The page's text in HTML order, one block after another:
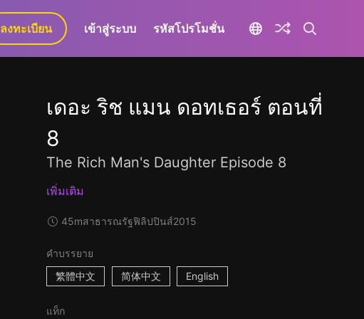
GaLa+
ลงทะเบียน เข้าสู่ระบบ รหัสโปรโมชั่น
เดอะ ริช แมน ดอทเธอร์ ตอนที่
8
The Rich Man's Daughter Episode 8
เพิ่มเติม
45mสาธารณรัฐฟิลิปปินส์2015
คำบรรยาย
繁體中文
简体中文 English
แท็ก